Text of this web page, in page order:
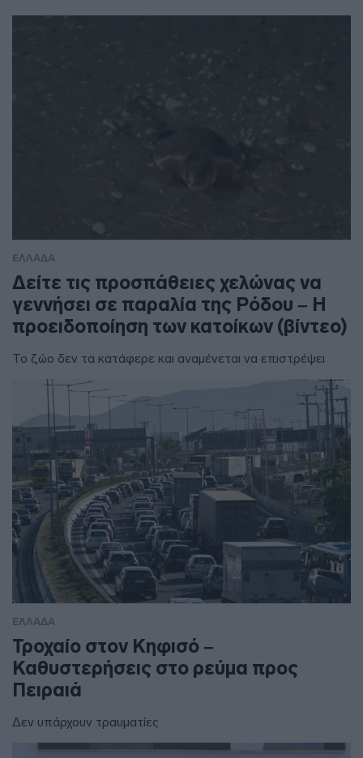
ΕΛΛΑΔΑ
Δείτε τις προσπάθειες χελώνας να
γεννήσει σε παραλία της Ρόδου – Η
προειδοποίηση των κατοίκων (βίντεο)
Το ζώο δεν τα κατάφερε και αναμένεται να επιστρέψει
ΕΛΛΑΔΑ
Τροχαίο στον Κηφισό –
Καθυστερήσεις στο ρεύμα προς
Πειραιά
Δεν υπάρχουν τραυματίες